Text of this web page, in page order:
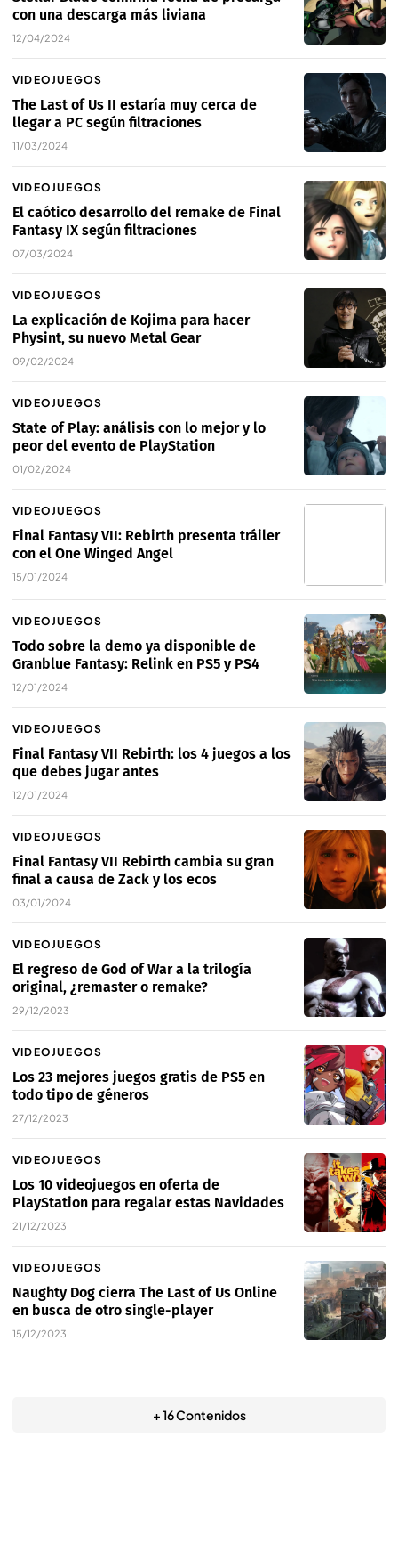
con una descarga más liviana
12/04/2024
VIDEOJUEGOS
The Last of Us II estaría muy cerca de
llegar a PC según filtraciones
11/03/2024
VIDEOJUEGOS
El caótico desarrollo del remake de Final
Fantasy IX según filtraciones
07/03/2024
VIDEOJUEGOS
La explicación de Kojima para hacer
Physint, su nuevo Metal Gear
09/02/2024
VIDEOJUEGOS
State of Play: análisis con lo mejor y lo
peor del evento de PlayStation
01/02/2024
VIDEOJUEGOS
Final Fantasy VII: Rebirth presenta tráiler
con el One Winged Angel
15/01/2024
VIDEOJUEGOS
Todo sobre la demo ya disponible de
Granblue Fantasy: Relink en PS5 y PS4
12/01/2024
VIDEOJUEGOS
Final Fantasy VII Rebirth: los 4 juegos a los
que debes jugar antes
12/01/2024
VIDEOJUEGOS
Final Fantasy VII Rebirth cambia su gran
final a causa de Zack y los ecos
03/01/2024
VIDEOJUEGOS
El regreso de God of War a la trilogía
original, ¿remaster o remake?
29/12/2023
VIDEOJUEGOS
Los 23 mejores juegos gratis de PS5 en
todo tipo de géneros
27/12/2023
VIDEOJUEGOS
Los 10 videojuegos en oferta de
PlayStation para regalar estas Navidades
21/12/2023
VIDEOJUEGOS
Naughty Dog cierra The Last of Us Online
en busca de otro single-player
15/12/2023
+ 16 Contenidos